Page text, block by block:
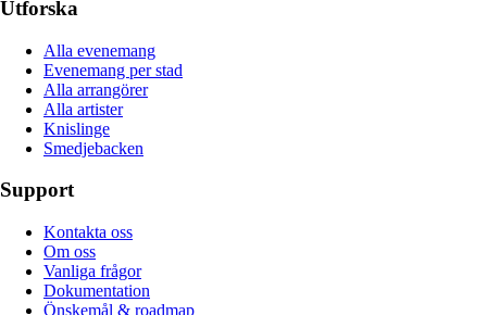
Utforska
Alla evenemang
Evenemang per stad
Alla arrangörer
Alla artister
Knislinge
Smedjebacken
Support
Kontakta oss
Om oss
Vanliga frågor
Dokumentation
Önskemål & roadmap